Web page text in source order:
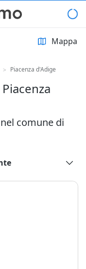
Mappa
> Piacenza d'Adige
comune di